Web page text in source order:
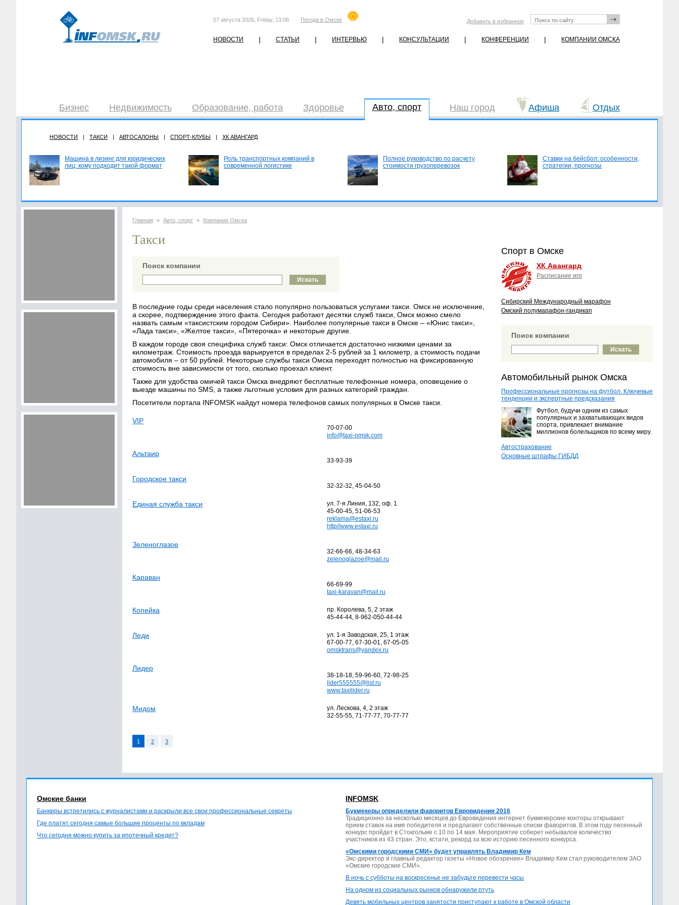
07 августа 2026, Friday, 13:08 Погода в Омске Добавить в избранное
НОВОСТИ | СТАТЬИ | ИНТЕРВЬЮ | КОНСУЛЬТАЦИИ | КОНФЕРЕНЦИИ | КОМПАНИИ ОМСКА
Бизнес Недвижимость Образование, работа Здоровье Авто, спорт Наш город Афиша Отдых
НОВОСТИ | ТАКСИ | АВТОСАЛОНЫ | СПОРТ-КЛУБЫ | ХК АВАНГАРД
Машина в лизинг для юридических
лиц: кому подходит такой формат
Роль транспортных компаний в
современной логистике
Полное руководство по расчету
стоимости грузоперевозок
Ставки на бейсбол: особенности,
стратегии, прогнозы
Главная > Авто, спорт > Компании Омска
Такси
Поиск компании
В последние годы среди населения стало популярно пользоваться услугами такси. Омск не исключение,
а скорее, подтверждение этого факта. Сегодня работают десятки служб такси, Омск можно смело
назвать самым «таксистским городом Сибири». Наиболее популярные такси в Омске – «Юнис такси»,
«Лада такси», «Желтое такси», «Пятерочка» и некоторые другие.
В каждом городе своя специфика служб такси: Омск отличается достаточно низкими ценами за
километраж. Стоимость проезда варьируется в пределах 2-5 рублей за 1 километр, а стоимость подачи
автомобиля – от 50 рублей. Некоторые службы такси Омска переходят полностью на фиксированную
стоимость вне зависимости от того, сколько проехал клиент.
Также для удобства омичей такси Омска внедряют бесплатные телефонные номера, оповещение о
выезде машины по SMS, а также льготные условия для разных категорий граждан.
Посетители портала INFOMSK найдут номера телефонов самых популярных в Омске такси.
VIP
70-07-00
info@taxi-omsk.com
Альтаир
33-93-39
Городское такси
32-32-32, 45-04-50
Единая служба такси
ул. 7-я Линия, 132, оф. 1
45-00-45, 51-06-53
reklama@estaxi.ru
http//www.estaxi.ru
Зеленоглазое
32-66-66, 48-34-63
zelenoglazoe@mail.ru
Караван
66-69-99
taxi-karavan@mail.ru
Копейка
пр. Королева, 5, 2 этаж
45-44-44, 8-962-050-44-44
Леди
ул. 1-я Заводская, 25, 1 этаж
67-00-77, 67-30-01, 67-05-05
omsktrans@yandex.ru
Лидер
38-18-18, 59-96-60, 72-98-25
lider555555@list.ru
www.taxilider.ru
Мидом
ул. Лескова, 4, 2 этаж
32-55-55, 71-77-77, 70-77-77
1 2 3
Спорт в Омске
ХК Авангард
Расписание игр
Сибирский Международный марафон
Омский полумарафон-гандикап
Поиск компании
Автомобильный рынок Омска
Профессиональные прогнозы на футбол. Ключевые
тенденции и экспертные предсказания
Футбол, будучи одним из самых
популярных и захватывающих видов
спорта, привлекает внимание
миллионов болельщиков по всему миру.
Автострахование
Основные штрафы ГИБДД
Омские банки
Банкиры встретились с журналистами и раскрыли все свои профессиональные секреты
Где платят сегодня самые большие проценты по вкладам
Что сегодня можно купить за ипотечный кредит?
INFOMSK
Букмекеры определили фаворитов Евровидения 2016
Традиционно за несколько месяцев до Евровидения интернет букмекерские конторы открывают
прием ставок на имя победителя и предлагают собственные списки фаворитов. В этом году песенный
конкурс пройдет в Стокгольме с 10 по 14 мая. Мероприятие соберет небывалое количество
участников из 43 стран. Это, кстати, рекорд за всю историю песенного конкурса.
«Омскими городскими СМИ» будет управлять Владимир Кем
Экс-директор и главный редактор газеты «Новое обозрение» Владимир Кем стал руководителем ЗАО
«Омские городские СМИ».
В ночь с субботы на воскресенье не забудьте перевести часы
На одном из социальных рынков обнаружили ртуть
Девять мобильных центров занятости приступают к работе в Омской области